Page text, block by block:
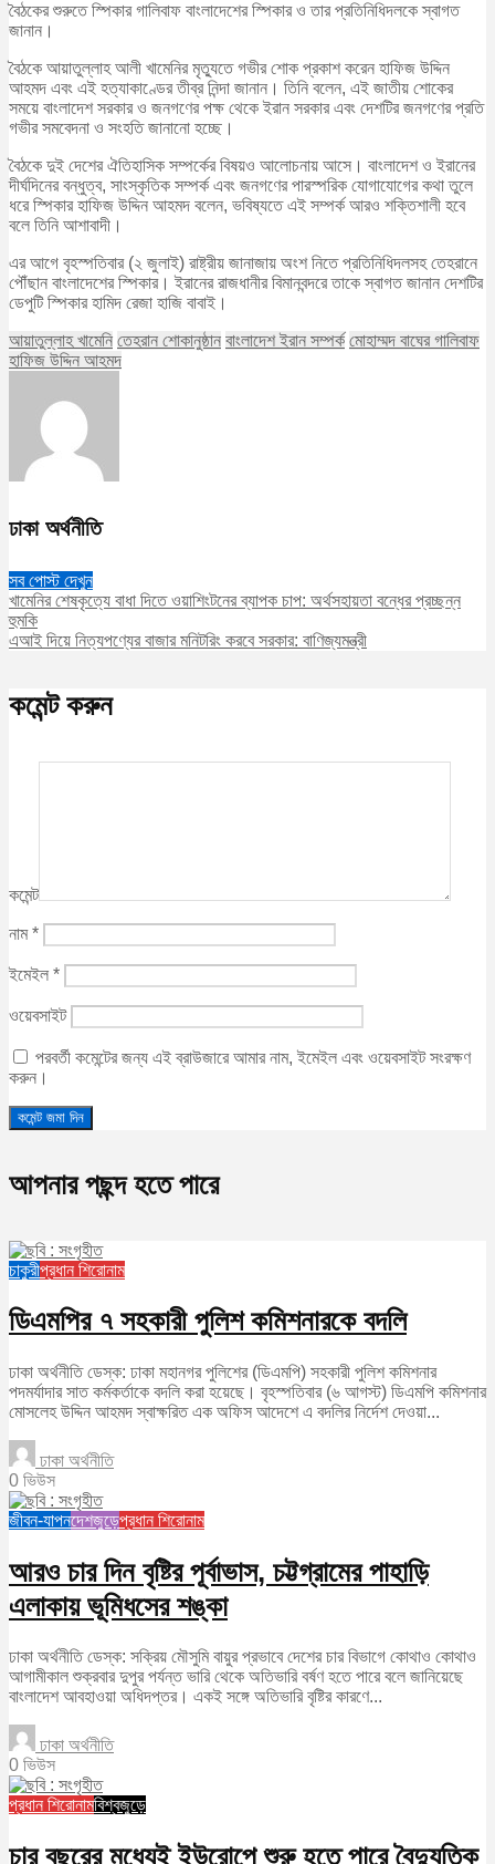
বৈঠকের শুরুতে স্পিকার গালিবাফ বাংলাদেশের স্পিকার ও তার প্রতিনিধিদলকে স্বাগত
জানান।
বৈঠকে আয়াতুল্লাহ আলী খামেনির মৃত্যুতে গভীর শোক প্রকাশ করেন হাফিজ উদ্দিন
আহমদ এবং এই হত্যাকাণ্ডের তীব্র নিন্দা জানান। তিনি বলেন, এই জাতীয় শোকের
সময়ে বাংলাদেশ সরকার ও জনগণের পক্ষ থেকে ইরান সরকার এবং দেশটির জনগণের প্রতি
গভীর সমবেদনা ও সংহতি জানানো হচ্ছে।
বৈঠকে দুই দেশের ঐতিহাসিক সম্পর্কের বিষয়ও আলোচনায় আসে। বাংলাদেশ ও ইরানের
দীর্ঘদিনের বন্ধুত্ব, সাংস্কৃতিক সম্পর্ক এবং জনগণের পারস্পরিক যোগাযোগের কথা তুলে
ধরে স্পিকার হাফিজ উদ্দিন আহমদ বলেন, ভবিষ্যতে এই সম্পর্ক আরও শক্তিশালী হবে
বলে তিনি আশাবাদী।
এর আগে বৃহস্পতিবার (২ জুলাই) রাষ্ট্রীয় জানাজায় অংশ নিতে প্রতিনিধিদলসহ তেহরানে
পৌঁছান বাংলাদেশের স্পিকার। ইরানের রাজধানীর বিমানবন্দরে তাকে স্বাগত জানান দেশটির
ডেপুটি স্পিকার হামিদ রেজা হাজি বাবাই।
আয়াতুল্লাহ খামেনি তেহরান শোকানুষ্ঠান বাংলাদেশ ইরান সম্পর্ক মোহাম্মদ বাঘের গালিবাফ
হাফিজ উদ্দিন আহমদ
ঢাকা অর্থনীতি
সব পোস্ট দেখুন
খামেনির শেষকৃত্যে বাধা দিতে ওয়াশিংটনের ব্যাপক চাপ: অর্থসহায়তা বন্ধের প্রচ্ছন্ন
হুমকি
এআই দিয়ে নিত্যপণ্যের বাজার মনিটরিং করবে সরকার: বাণিজ্যমন্ত্রী
কমেন্ট করুন
কমেন্ট
নাম*
ইমেইল *
ওয়েবসাইট
পরবর্তী কমেন্টের জন্য এই ব্রাউজারে আমার নাম, ইমেইল এবং ওয়েবসাইট সংরক্ষণ
করুন।
আপনার পছন্দ হতে পারে
চাকুরীপ্রধান শিরোনাম
ডিএমপির ৭ সহকারী পুলিশ কমিশনারকে বদলি
ঢাকা অর্থনীতি ডেস্ক: ঢাকা মহানগর পুলিশের (ডিএমপি) সহকারী পুলিশ কমিশনার
পদমর্যাদার সাত কর্মকর্তাকে বদলি করা হয়েছে। বৃহস্পতিবার (৬ আগস্ট) ডিএমপি কমিশনার
মোসলেহ উদ্দিন আহমদ স্বাক্ষরিত এক অফিস আদেশে এ বদলির নির্দেশ দেওয়া...
ঢাকা অর্থনীতি
0 ভিউস
জীবন-যাপনদেশজুড়েপ্রধান শিরোনাম
আরও চার দিন বৃষ্টির পূর্বাভাস, চট্টগ্রামের পাহাড়ি
এলাকায় ভূমিধসের শঙ্কা
ঢাকা অর্থনীতি ডেস্ক: সক্রিয় মৌসুমি বায়ুর প্রভাবে দেশের চার বিভাগে কোথাও কোথাও
আগামীকাল শুক্রবার দুপুর পর্যন্ত ভারি থেকে অতিভারি বর্ষণ হতে পারে বলে জানিয়েছে
বাংলাদেশ আবহাওয়া অধিদপ্তর। একই সঙ্গে অতিভারি বৃষ্টির কারণে...
ঢাকা অর্থনীতি
0 ভিউস
প্রধান শিরোনামবিশ্বজুড়ে
চার বছরের মধ্যেই ইউরোপে শুরু হতে পারে বৈদ্যুতিক